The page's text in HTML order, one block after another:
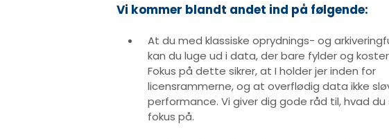
Vi kommer blandt andet ind på følgende:
At du med klassiske oprydnings- og
kan du luge ud i data, der bare fylder og
Fokus på dette sikrer, at I holder jer inden for
licensrammerne, og at overflødig data ikke
performance. Vi giver dig gode råd til, hvad du
fokus på.